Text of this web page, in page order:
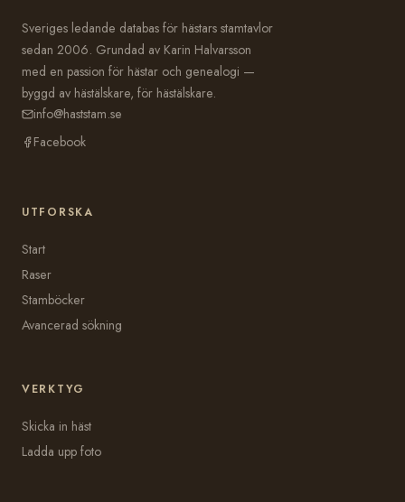
Sveriges ledande databas för hästars stamtavlor
sedan 2006. Grundad av Karin Halvarsson
med en passion för hästar och genealogi —
byggd av hästälskare, för hästälskare.
info@haststam.se
Facebook
UTFORSKA
Start
Raser
Stamböcker
Avancerad sökning
VERKTYG
Skicka in häst
Ladda upp foto